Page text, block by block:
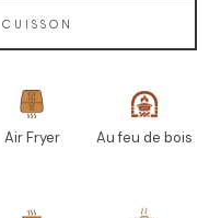
Air Fryer Au feu de bois